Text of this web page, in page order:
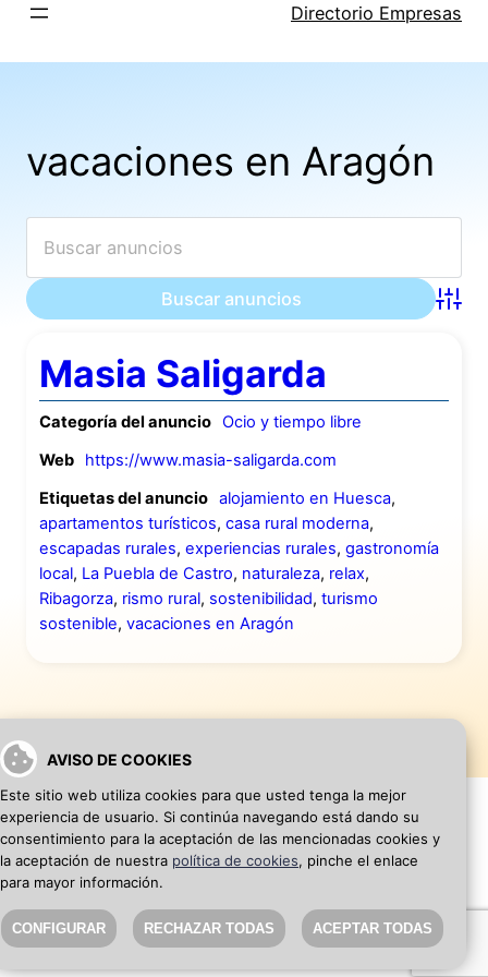
AVISO DE COOKIES
Este sitio web utiliza cookies para que usted tenga la mejor
experiencia de usuario. Si continúa navegando está dando su
consentimiento para la aceptación de las mencionadas cookies y
la aceptación de nuestra política de cookies, pinche el enlace
para mayor información.
CONFIGURAR RECHAZAR TODAS ACEPTAR TODAS
Saltar
Directorio Empresas
vacaciones en Aragón
Masia Saligarda
Categoría del anuncio Ocio y tiempo libre
Web
https://www.masia-saligarda.com
Etiquetas del anuncio alojamiento en Huesca,
apartamentos turísticos, casa rural moderna,
escapadas rurales, experiencias rurales, gastronomía
local, La Puebla de Castro, naturaleza, relax,
Ribagorza, rismo rural, sostenibilidad, turismo
sostenible, vacaciones en Aragón
VOLVER A INICIO AÑADIR WEB DE EMPRESA
SEO Blog· Aviso Legal·Política de privacidad